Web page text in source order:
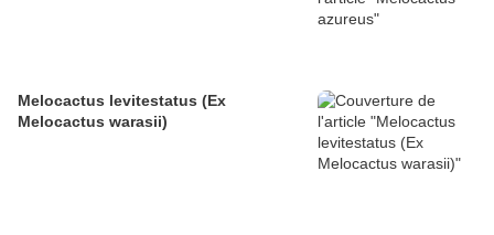
Melocactus levitestatus (Ex
Melocactus warasii)